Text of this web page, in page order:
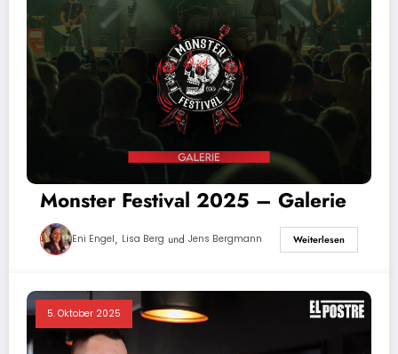
Monster Festival 2025 – Galerie
Eni Engel, Lisa Berg und Jens Bergmann Weiterlesen
5. Oktober 2025